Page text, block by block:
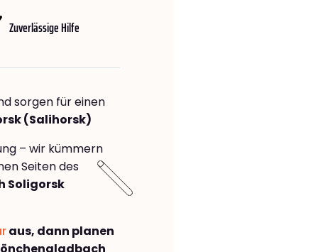
Zuverlässige Hilfe
sorgen für einen
(Salihorsk)
– wir kümmern
Seiten des
Soligorsk
aus, dann planen